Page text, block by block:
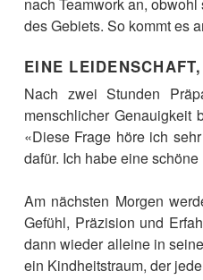
des Gebiets. So kommt es
EINE
Nach zwei Stunden
menschlicher Genauigkeit
«Diese Frage höre ich
dafür. Ich habe eine
Am nächsten Morgen
Gefühl, Präzision und
dann wieder alleine in
ein Kindheitstraum, der